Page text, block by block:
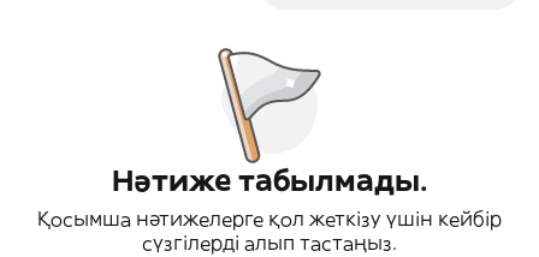
Нәтиже табылмады.
Қосымша нәтижелерге қол жеткізу үшін кейбір
сүзгілерді алып тастаңыз.